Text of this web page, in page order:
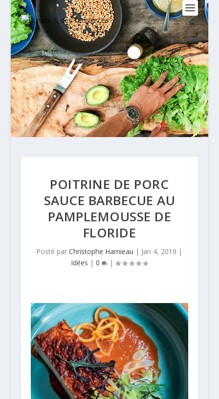
POITRINE DE PORC
SAUCE BARBECUE AU
PAMPLEMOUSSE DE
FLORIDE
Posté parChristophe Hamieau | Jan 4, 2019 |
Idées |0 |